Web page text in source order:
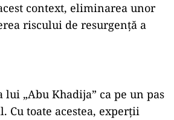
context, eliminarea unor
riscului de resurgență a
„Abu Khadija” ca pe un pas
toate acestea, experții